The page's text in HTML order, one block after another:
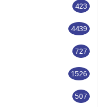
423
4439
727
1526
507